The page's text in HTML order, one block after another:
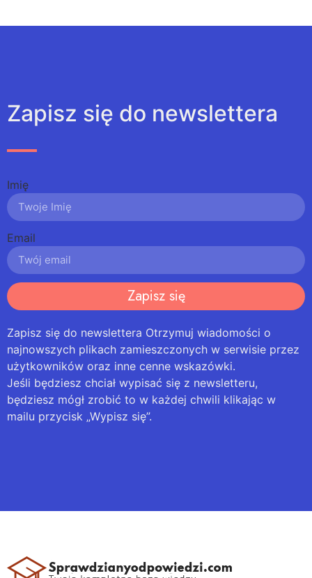
Zapisz się do newslettera
Imię
Email
Zapisz się
Zapisz się do newslettera Otrzymuj wiadomości o
najnowszych plikach zamieszczonych w serwisie przez
użytkowników oraz inne cenne wskazówki.
Jeśli będziesz chciał wypisać się z newsletteru,
będziesz mógł zrobić to w każdej chwili klikając w
mailu przycisk „Wypisz się”.